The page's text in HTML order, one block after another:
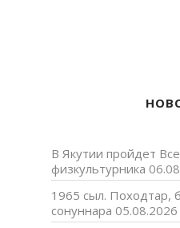
В Якутии пройдет
физкультурника
1965 сыл. Походтар,
сонуннара